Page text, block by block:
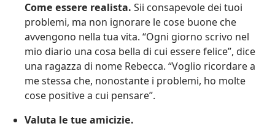
Come essere realista. Sii consapevole dei tuoi
problemi, ma non ignorare le cose buone che
avvengono nella tua vita. “Ogni giorno scrivo nel
mio diario una cosa bella di cui essere felice”, dice
una ragazza di nome Rebecca. “Voglio ricordare a
me stessa che, nonostante i problemi, ho molte
cose positive a cui pensare”.
Valuta le tue amicizie.